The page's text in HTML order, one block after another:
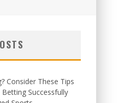
Consider These Tips
Successfully